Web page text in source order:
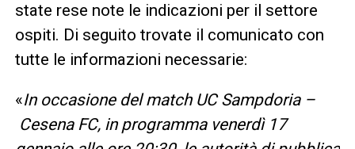
state rese note le indicazioni per il settore
ospiti. Di seguito trovate il comunicato con
tutte le informazioni necessarie:
«In occasione del match UC Sampdoria –
Cesena FC, in programma venerdì 17